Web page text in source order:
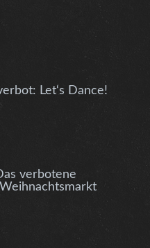
Let‘s Dance!
verbotene